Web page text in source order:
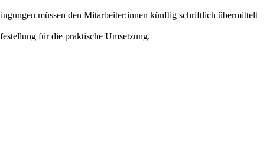
müssen den Mitarbeiter:innen künftig schriftlich übermittelt
für die praktische Umsetzung.